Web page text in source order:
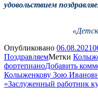
удовольствием
Опубликовано 06.08.2021
ПоздравляемМетки
фортепианоДобавить
Колыженкову Зою
«Заслуженный работник